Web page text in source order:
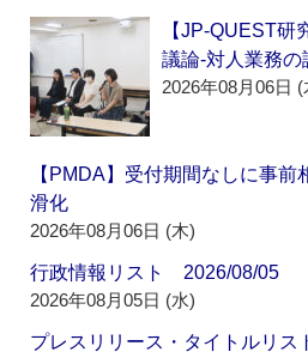
【JP-QUEST研
議論‐対人業務の
2026年08月06日 (
【PMDA】受付期間なしに事前
滑化
2026年08月06日 (木)
行政情報リスト 2026/08/05
2026年08月05日 (水)
プレスリリース・タイトルリ